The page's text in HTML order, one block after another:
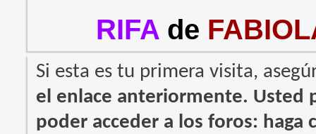
RIFA de
Si esta es tu primera visita,
el enlace anteriormente. Usted
poder acceder a los foros: haga